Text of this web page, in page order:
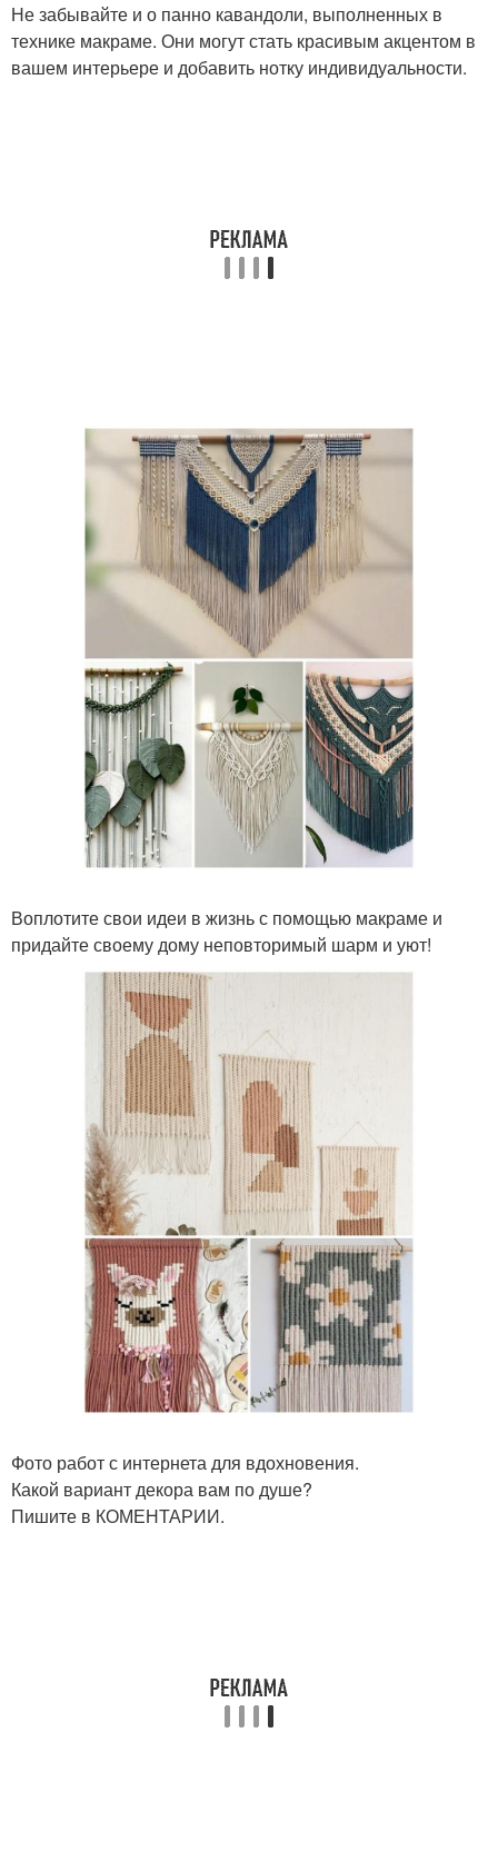
Не забывайте и о панно кавандоли, выполненных в
технике макраме. Они могут стать красивым акцентом в
вашем интерьере и добавить нотку индивидуальности.
Воплотите свои идеи в жизнь с помощью макраме и
придайте своему дому неповторимый шарм и уют!
Фото работ с интернета для вдохновения.
Какой вариант декора вам по душе?
Пишите в КОМЕНТАРИИ.